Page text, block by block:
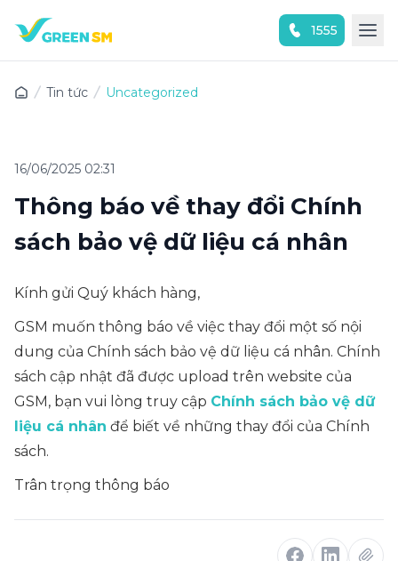
1555
Tin tức Uncategorized
16/06/2025 02:31
Thông báo về thay đổi Chính
sách bảo vệ dữ liệu cá nhân
Kính gửi Quý khách hàng,
GSM muốn thông báo về việc thay đổi một số nội
dung của Chính sách bảo vệ dữ liệu cá nhân. Chính
sách cập nhật đã được upload trên website của
GSM, bạn vui lòng truy cập Chính sách bảo vệ dữ
liệu cá nhân để biết về những thay đổi của Chính
sách.
Trân trọng thông báo